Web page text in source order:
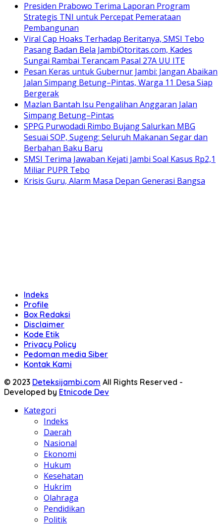
Presiden Prabowo Terima Laporan Program
Strategis TNI untuk Percepat Pemerataan
Pembangunan
Viral Cap Hoaks Terhadap Beritanya, SMSI Tebo
Pasang Badan Bela JambiOtoritas.com, Kades
Sungai Rambai Terancam Pasal 27A UU ITE
Pesan Keras untuk Gubernur Jambi: Jangan Abaikan
Jalan Simpang Betung–Pintas, Warga 11 Desa Siap
Bergerak
Mazlan Bantah Isu Pengalihan Anggaran Jalan
Simpang Betung–Pintas
SPPG Purwodadi Rimbo Bujang Salurkan MBG
Sesuai SOP, Sugeng: Seluruh Makanan Segar dan
Berbahan Baku Baru
SMSI Terima Jawaban Kejati Jambi Soal Kasus Rp2,1
Miliar PUPR Tebo
Krisis Guru, Alarm Masa Depan Generasi Bangsa
Indeks
Profile
Box Redaksi
Disclaimer
Kode Etik
Privacy Policy
Pedoman media Siber
Kontak Kami
© 2023 Deteksijambi.com All Rights Reserved -
Developed by Etnicode Dev
Kategori
Indeks
Daerah
Nasional
Ekonomi
Hukum
Kesehatan
Hukrim
Olahraga
Pendidikan
Politik